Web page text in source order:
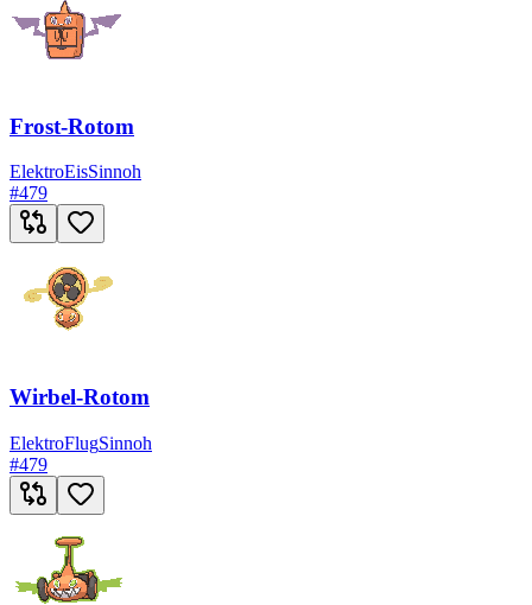
Frost-Rotom
ElektroEisSinnoh
#479
Wirbel-Rotom
ElektroFlugSinnoh
#479